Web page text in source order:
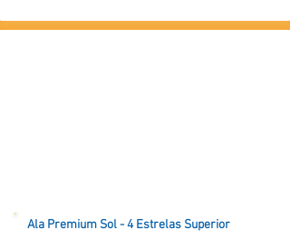
Ala Premium Sol - 4 Estrelas Superior